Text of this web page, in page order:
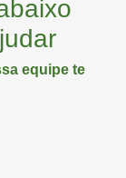
equipe te